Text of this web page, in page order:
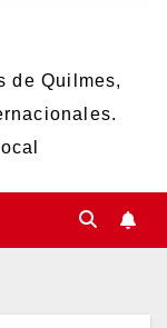
de Quilmes,